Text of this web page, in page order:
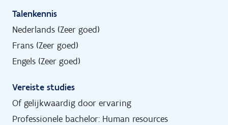
Talenkennis
Nederlands (Zeer goed)
Frans (Zeer goed)
Engels (Zeer goed)
Vereiste studies
Of gelijkwaardig door ervaring
Professionele bachelor: Human resources